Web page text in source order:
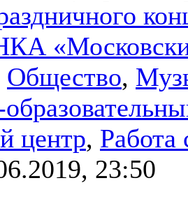
Общество,
центр,
23:50